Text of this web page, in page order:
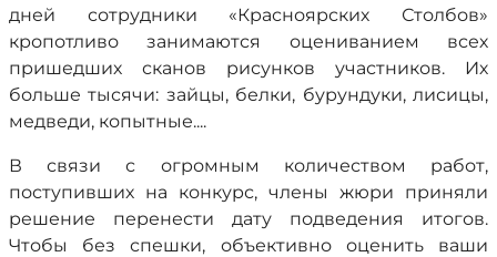
дней сотрудники «Красноярских Столбов»
кропотливо занимаются оцениванием всех
пришедших сканов рисунков участников. Их
больше тысячи: зайцы, белки, бурундуки, лисицы,
медведи, копытные....
В связи с огромным количеством работ,
поступивших на конкурс, члены жюри приняли
решение перенести дату подведения итогов.
Чтобы без спешки, объективно оценить ваши